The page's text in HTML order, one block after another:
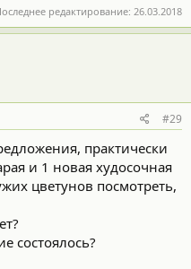
редактирование: 26.03.2018
#29
практически
и 1 новая худосочная
цветунов посмотреть,
состоялось?